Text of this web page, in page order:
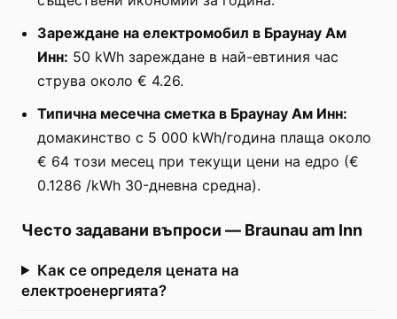
Зареждане на електромобил в Браунау Ам
Инн: 50 kWh зареждане в най-евтиния час
струва около € 4.26.
Типична месечна сметка в Браунау Ам Инн:
домакинство с 5 000 kWh/година плаща около
€ 64 този месец при текущи цени на едро (€
0.1286 /kWh 30-дневна средна).
Често задавани въпроси — Braunau am Inn
Как се определя цената на
електроенергията?